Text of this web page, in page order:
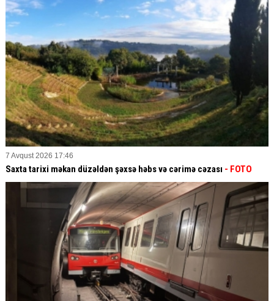
7 Avqust 2026 17:46
Saxta tarixi məkan düzəldən şəxsə həbs və cərimə cəzası - FOTO